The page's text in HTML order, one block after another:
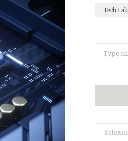
Tech Lab
for:
Categorie